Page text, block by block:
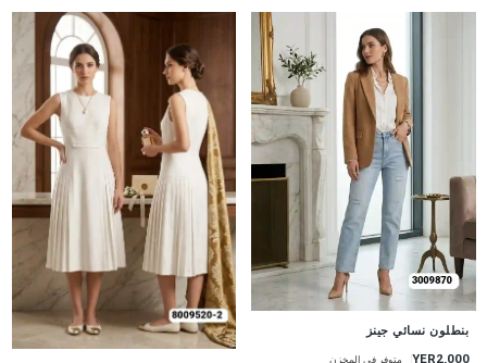
بنطلون نسائي جينز
YER2,000 متوفر في المخزن